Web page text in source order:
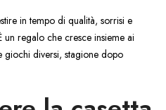
in tempo di qualità, sorrisi e
regalo che cresce insieme ai
diversi, stagione dopo